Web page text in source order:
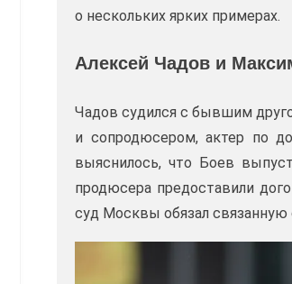
о нескольких ярких примерах.
Алексей Чадов и
Чадов судился с бывшим
и сопродюсером, актер по
выяснилось, что Боев
продюсера предоставили
суд Москвы обязал